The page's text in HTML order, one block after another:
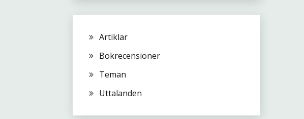
Artiklar
Bokrecensioner
Teman
Uttalanden